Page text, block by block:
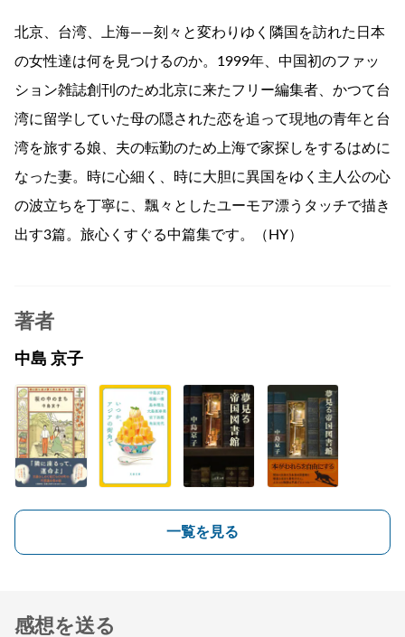
北京、台湾、上海――刻々と変わりゆく隣国を訪れた日本
の女性達は何を見つけるのか。1999年、中国初のファッ
ション雑誌創刊のため北京に来たフリー編集者、かつて台
湾に留学していた母の隠された恋を追って現地の青年と台
湾を旅する娘、夫の転勤のため上海で家探しをするはめに
なった妻。時に心細く、時に大胆に異国をゆく主人公の心
の波立ちを丁寧に、飄々としたユーモア漂うタッチで描き
出す3篇。旅心くすぐる中篇集です。（HY）
著者
中島 京子
一覧を見る
感想を送る